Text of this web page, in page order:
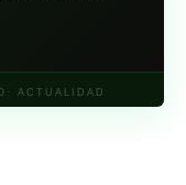
ACTUALIDAD